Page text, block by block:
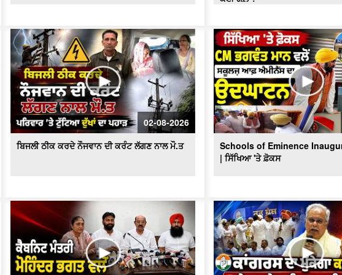
02-08-2026
ਬਿਜਲੀ ਠੀਕ ਕਰਦੇ ਨੌਜਵਾਨ ਦੀ ਕਰੰਟ ਲੱਗਣ ਨਾਲ ਮੌ.ਤ
Schools of Eminence
| ਸਿੱਖਿਆ 'ਤੇ ਫ਼ੋਕਸ